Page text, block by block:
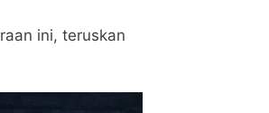
ini, teruskan